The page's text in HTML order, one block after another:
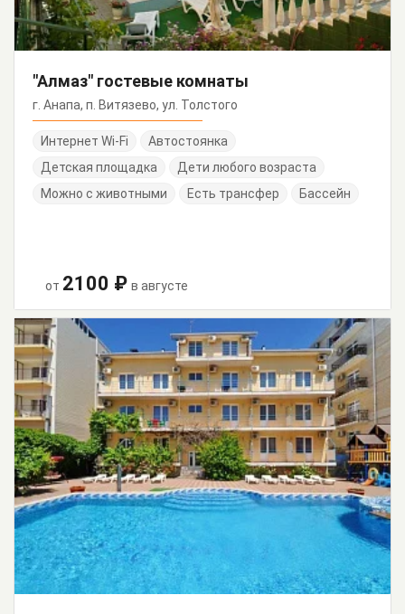
"Алмаз" гостевые комнаты
г. Анапа, п. Витязево, ул. Толстого
Интернет Wi-Fi
Автостоянка
Детская площадка
Дети любого возраста
Можно с животными
Есть трансфер Бассейн
от 2100 ₽ в августе